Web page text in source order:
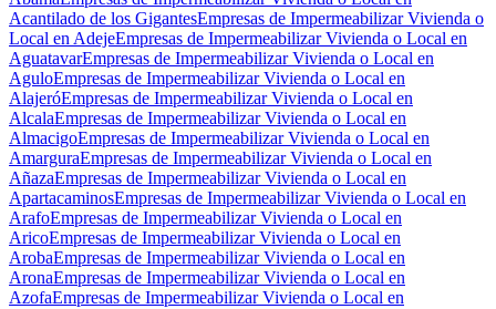
Acantilado de los GigantesEmpresas de Impermeabilizar Vivienda o
Local en AdejeEmpresas de Impermeabilizar Vivienda o Local en
AguatavarEmpresas de Impermeabilizar Vivienda o Local en
AguloEmpresas de Impermeabilizar Vivienda o Local en
AlajeróEmpresas de Impermeabilizar Vivienda o Local en
AlcalaEmpresas de Impermeabilizar Vivienda o Local en
AlmacigoEmpresas de Impermeabilizar Vivienda o Local en
AmarguraEmpresas de Impermeabilizar Vivienda o Local en
AñazaEmpresas de Impermeabilizar Vivienda o Local en
ApartacaminosEmpresas de Impermeabilizar Vivienda o Local en
ArafoEmpresas de Impermeabilizar Vivienda o Local en
AricoEmpresas de Impermeabilizar Vivienda o Local en
ArobaEmpresas de Impermeabilizar Vivienda o Local en
AronaEmpresas de Impermeabilizar Vivienda o Local en
AzofaEmpresas de Impermeabilizar Vivienda o Local en